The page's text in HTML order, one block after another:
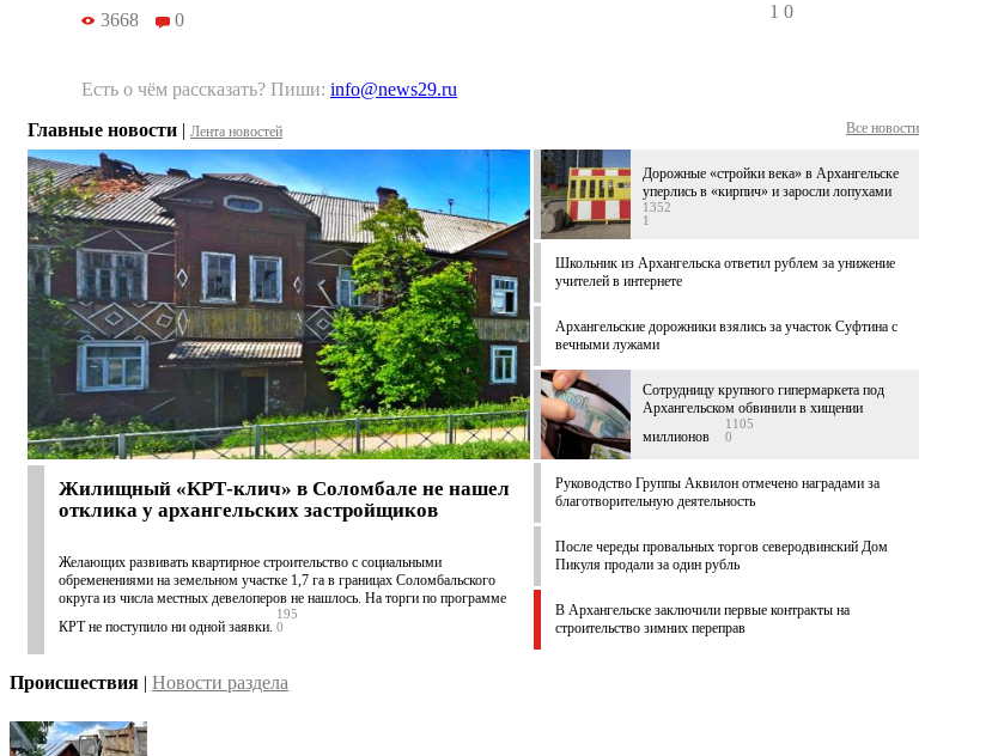
3668 0 1 0
Есть о чём рассказать? Пиши: info@news29.ru
Главные новости | Лента новостей Все новости
Жилищный «КРТ-клич» в Соломбале не нашел
отклика у архангельских застройщиков
Желающих развивать квартирное строительство с социальными
обременениями на земельном участке 1,7 га в границах Соломбальского
округа из числа местных девелоперов не нашлось. На торги по программе
КРТ не поступило ни одной заявки.
195
0
Дорожные «стройки века» в Архангельске
уперлись в «кирпич» и заросли лопухами
1352
1
Школьник из Архангельска ответил рублем за унижение
учителей в интернете
Архангельские дорожники взялись за участок Суфтина с
вечными лужами
Сотрудницу крупного гипермаркета под
Архангельском обвинили в хищении
миллионов
1105
0
Руководство Группы Аквилон отмечено наградами за
благотворительную деятельность
После череды провальных торгов северодвинский Дом
Пикуля продали за один рубль
В Архангельске заключили первые контракты на
строительство зимних переправ
Происшествия | Новости раздела